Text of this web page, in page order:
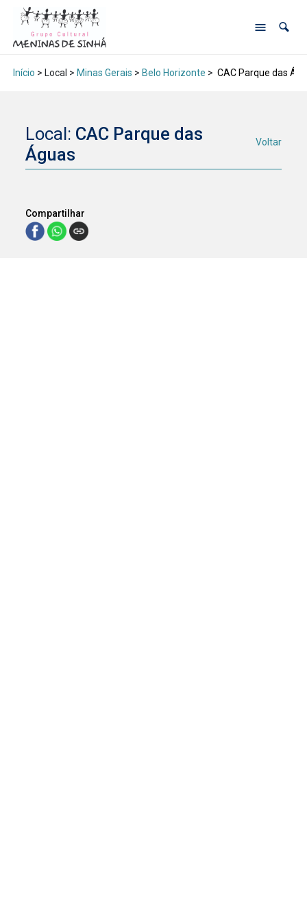
Início > Local > Minas Gerais > Belo Horizonte > CAC Parque das
Local: CAC Parque das
Águas
Voltar
Compartilhar